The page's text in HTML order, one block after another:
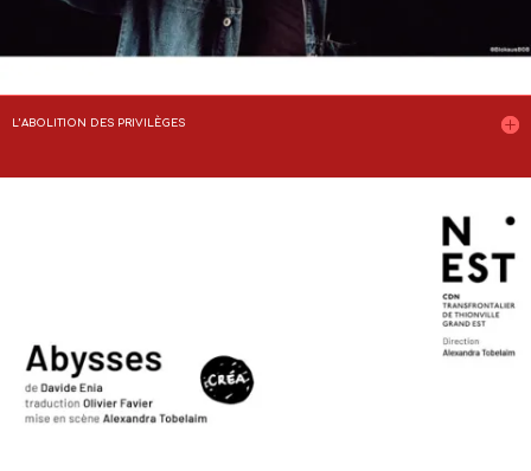
L’ABOLITION DES PRIVILÈGES